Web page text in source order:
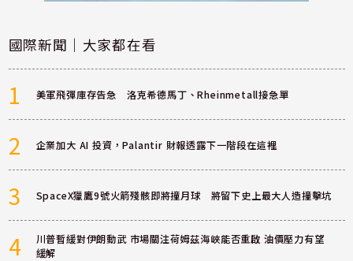
國際新聞｜大家都在看
1 美軍飛彈庫存告急 洛克希德馬丁、Rheinmetall接急單
2 企業加大 AI 投資，Palantir 財報透露下一階段在這裡
3 SpaceX獵鷹9號火箭殘骸即將撞月球 將留下史上最大人造撞擊坑
4
川普暫緩對伊朗動武 市場關注荷姆茲海峽能否重啟 油價壓力有望
緩解